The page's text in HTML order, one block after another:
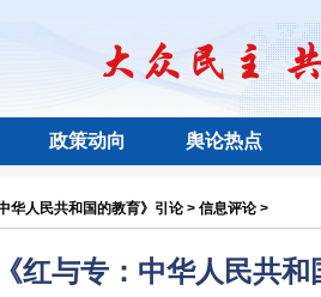
政策动向 舆论热点
华人民共和国的教育》引论 > 信息评论 >
《红与专：中华人民共